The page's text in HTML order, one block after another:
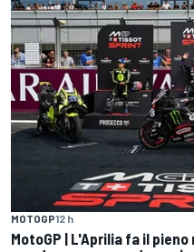
MOTOGP12 h
MotoGP | L'Aprilia fa il